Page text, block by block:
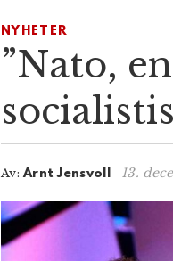
NYHETER
”Nato,
Av: Arnt Jensvoll 13.